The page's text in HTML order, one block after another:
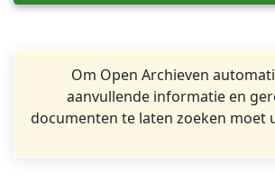
Om Open Archieven
aanvullende informatie en
documenten te laten zoeken moet